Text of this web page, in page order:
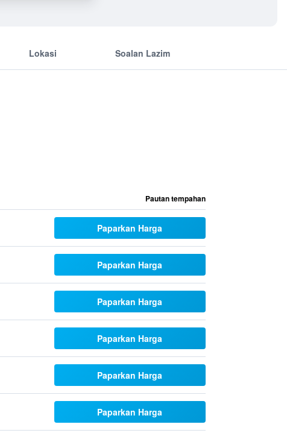
Lokasi Soalan Lazim
Pautan tempahan
Paparkan Harga
Paparkan Harga
Paparkan Harga
Paparkan Harga
Paparkan Harga
Paparkan Harga